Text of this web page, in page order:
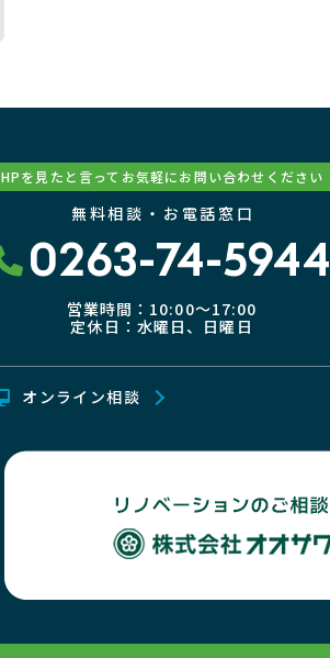
HPを見たと言ってお気軽にお問い合わせください
無料相談・お電話窓口
0263-74-5944
営業時間：10:00〜17:00
定休日：水曜日、日曜日
オンライン相談